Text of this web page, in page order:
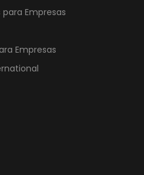
Empresas
Empresas